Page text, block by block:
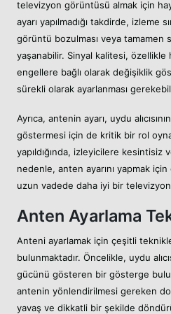
televizyon görüntüsü almak için
ayarı yapılmadığı takdirde, izleme
görüntü bozulması veya tamamen
yaşanabilir. Sinyal kalitesi, özellikle
engellere bağlı olarak değişiklik
sürekli olarak ayarlanması
Ayrıca, antenin ayarı, uydu
göstermesi için de kritik bir rol
yapıldığında, izleyicilere
nedenle, anten ayarını yapmak
uzun vadede daha iyi bir
Anten Ayarlama
Anteni ayarlamak için çeşitli
bulunmaktadır. Öncelikle, uydu
gücünü gösteren bir gösterge
antenin yönlendirilmesi gereken
yavaş ve dikkatli bir şekilde